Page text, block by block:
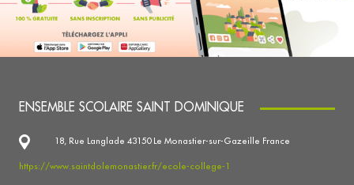
ENSEMBLE SCOLAIRE SAINT DOMINIQUE
18, Rue Langlade 43150 Le Monastier-sur-Gazeille France
https://www.saintdolemonastier.fr/ecole-college-1